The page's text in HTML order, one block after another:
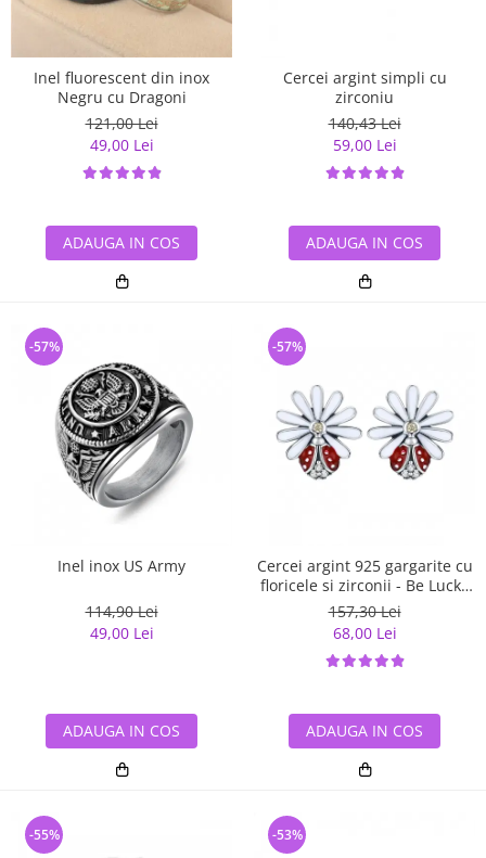
Inel fluorescent din inox
Negru cu Dragoni
121,00 Lei
49,00 Lei
ADAUGA IN COS
Cercei argint simpli cu
zirconiu
140,43 Lei
59,00 Lei
ADAUGA IN COS
Inel inox US Army
114,90 Lei
49,00 Lei
-57%
ADAUGA IN COS
Cercei argint 925 gargarite cu
floricele si zirconii - Be Lucky
EST0022
157,30 Lei
68,00 Lei
-57%
ADAUGA IN COS
-55% -53%